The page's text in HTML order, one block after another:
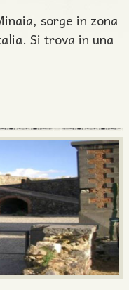
sorge in zona
Si trova in una